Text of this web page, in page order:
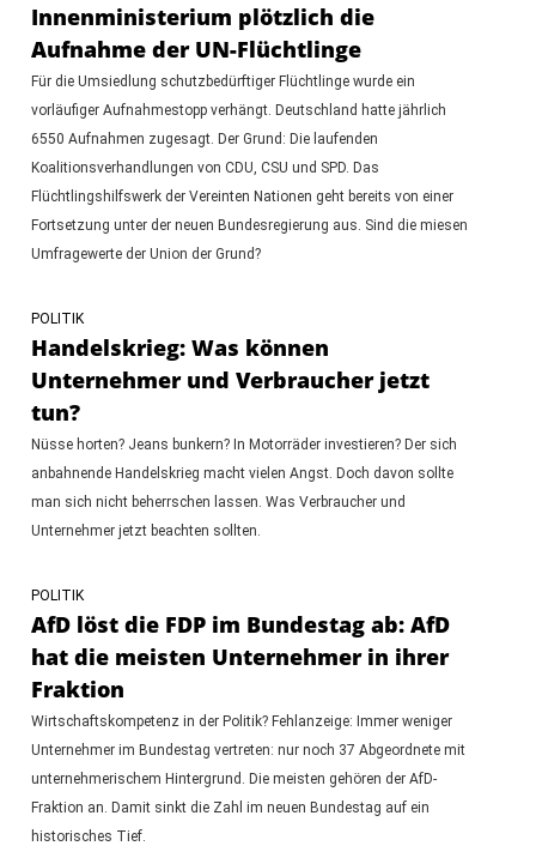
Innenministerium plötzlich die
Aufnahme der UN-Flüchtlinge
Für die Umsiedlung schutzbedürftiger Flüchtlinge wurde ein
vorläufiger Aufnahmestopp verhängt. Deutschland hatte jährlich
6550 Aufnahmen zugesagt. Der Grund: Die laufenden
Koalitionsverhandlungen von CDU, CSU und SPD. Das
Flüchtlingshilfswerk der Vereinten Nationen geht bereits von einer
Fortsetzung unter der neuen Bundesregierung aus. Sind die miesen
Umfragewerte der Union der Grund?
POLITIK
Handelskrieg: Was können
Unternehmer und Verbraucher jetzt
tun?
Nüsse horten? Jeans bunkern? In Motorräder investieren? Der sich
anbahnende Handelskrieg macht vielen Angst. Doch davon sollte
man sich nicht beherrschen lassen. Was Verbraucher und
Unternehmer jetzt beachten sollten.
POLITIK
AfD löst die FDP im Bundestag ab: AfD
hat die meisten Unternehmer in ihrer
Fraktion
Wirtschaftskompetenz in der Politik? Fehlanzeige: Immer weniger
Unternehmer im Bundestag vertreten: nur noch 37 Abgeordnete mit
unternehmerischem Hintergrund. Die meisten gehören der AfD-
Fraktion an. Damit sinkt die Zahl im neuen Bundestag auf ein
historisches Tief.